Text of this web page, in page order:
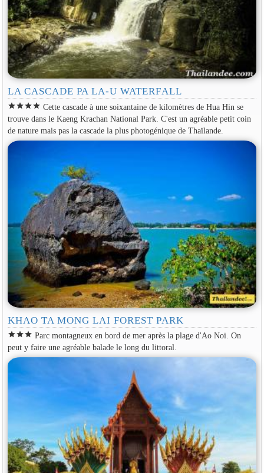
LA CASCADE PA LA-U WATERFALL
starstarstarstar Cette cascade à une soixantaine de kilomètres de Hua Hin se
trouve dans le Kaeng Krachan National Park. C'est un agréable petit coin
de nature mais pas la cascade la plus photogénique de Thaïlande.
KHAO TA MONG LAI FOREST PARK
starstarstar Parc montagneux en bord de mer après la plage d'Ao Noi. On
peut y faire une agréable balade le long du littoral.